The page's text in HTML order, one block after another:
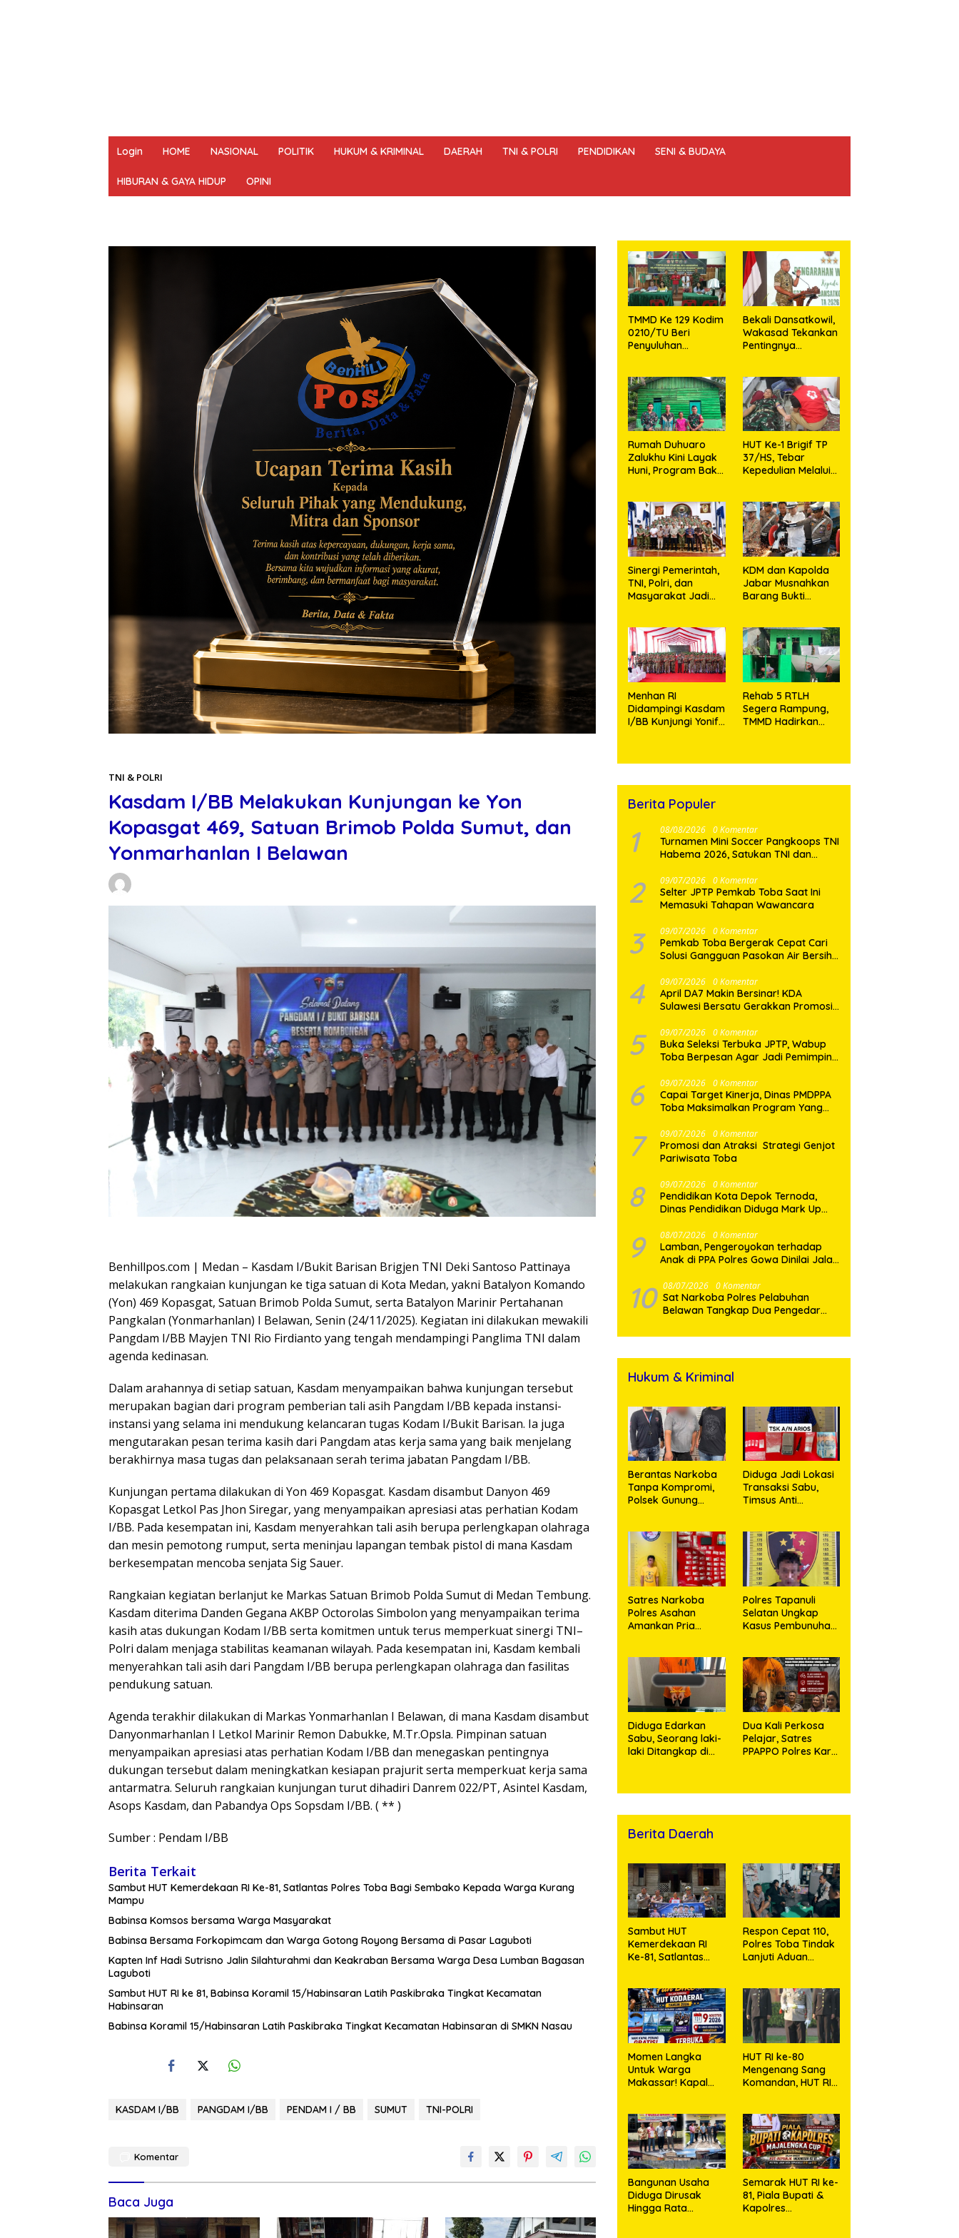
Login HOME NASIONAL POLITIK HUKUM & KRIMINAL DAERAH TNI & POLRI PENDIDIKAN SENI & BUDAYA
HIBURAN & GAYA HIDUP OPINI
TNI & POLRI
Kasdam I/BB Melakukan Kunjungan ke Yon
Kopasgat 469, Satuan Brimob Polda Sumut, dan
Yonmarhanlan I Belawan
Benhillpos.com | Medan – Kasdam I/Bukit Barisan Brigjen TNI Deki Santoso Pattinaya
melakukan rangkaian kunjungan ke tiga satuan di Kota Medan, yakni Batalyon Komando
(Yon) 469 Kopasgat, Satuan Brimob Polda Sumut, serta Batalyon Marinir Pertahanan
Pangkalan (Yonmarhanlan) I Belawan, Senin (24/11/2025). Kegiatan ini dilakukan mewakili
Pangdam I/BB Mayjen TNI Rio Firdianto yang tengah mendampingi Panglima TNI dalam
agenda kedinasan.
Dalam arahannya di setiap satuan, Kasdam menyampaikan bahwa kunjungan tersebut
merupakan bagian dari program pemberian tali asih Pangdam I/BB kepada instansi-
instansi yang selama ini mendukung kelancaran tugas Kodam I/Bukit Barisan. Ia juga
mengutarakan pesan terima kasih dari Pangdam atas kerja sama yang baik menjelang
berakhirnya masa tugas dan pelaksanaan serah terima jabatan Pangdam I/BB.
Kunjungan pertama dilakukan di Yon 469 Kopasgat. Kasdam disambut Danyon 469
Kopasgat Letkol Pas Jhon Siregar, yang menyampaikan apresiasi atas perhatian Kodam
I/BB. Pada kesempatan ini, Kasdam menyerahkan tali asih berupa perlengkapan olahraga
dan mesin pemotong rumput, serta meninjau lapangan tembak pistol di mana Kasdam
berkesempatan mencoba senjata Sig Sauer.
Rangkaian kegiatan berlanjut ke Markas Satuan Brimob Polda Sumut di Medan Tembung.
Kasdam diterima Danden Gegana AKBP Octorolas Simbolon yang menyampaikan terima
kasih atas dukungan Kodam I/BB serta komitmen untuk terus memperkuat sinergi TNI–
Polri dalam menjaga stabilitas keamanan wilayah. Pada kesempatan ini, Kasdam kembali
menyerahkan tali asih dari Pangdam I/BB berupa perlengkapan olahraga dan fasilitas
pendukung satuan.
Agenda terakhir dilakukan di Markas Yonmarhanlan I Belawan, di mana Kasdam disambut
Danyonmarhanlan I Letkol Marinir Remon Dabukke, M.Tr.Opsla. Pimpinan satuan
menyampaikan apresiasi atas perhatian Kodam I/BB dan menegaskan pentingnya
dukungan tersebut dalam meningkatkan kesiapan prajurit serta memperkuat kerja sama
antarmatra. Seluruh rangkaian kunjungan turut dihadiri Danrem 022/PT, Asintel Kasdam,
Asops Kasdam, dan Pabandya Ops Sopsdam I/BB. ( ** )
Sumber : Pendam I/BB
Berita Terkait
Sambut HUT Kemerdekaan RI Ke-81, Satlantas Polres Toba Bagi Sembako Kepada Warga Kurang
Mampu
Babinsa Komsos bersama Warga Masyarakat
Babinsa Bersama Forkopimcam dan Warga Gotong Royong Bersama di Pasar Laguboti
Kapten Inf Hadi Sutrisno Jalin Silahturahmi dan Keakraban Bersama Warga Desa Lumban Bagasan
Laguboti
Sambut HUT RI ke 81, Babinsa Koramil 15/Habinsaran Latih Paskibraka Tingkat Kecamatan
Habinsaran
Babinsa Koramil 15/Habinsaran Latih Paskibraka Tingkat Kecamatan Habinsaran di SMKN Nasau
KASDAM I/BB PANGDAM I/BB PENDAM I / BB SUMUT TNI-POLRI
Komentar
Baca Juga
TMMD Ke 129 Kodim
0210/TU Beri
Penyuluhan
Stunting di Desa
Sijarango
Bekali Dansatkowil,
Wakasad Tekankan
Pentingnya
Rumah Duhuaro
Zalukhu Kini Layak
Huni, Program Bakti
Nias Utara
HUT Ke-1 Brigif TP
37/HS, Tebar
Kepedulian Melalui
Harapan Hidup Bagi
Yang
Membutuhkan
Sinergi Pemerintah,
TNI, Polri, dan
Masyarakat Jadi
Kondusif
KDM dan Kapolda
Jabar Musnahkan
Barang Bukti
Brong dan
Tramadol
Menhan RI
Didampingi Kasdam
I/BB Kunjungi Yonif
Rehab 5 RTLH
Segera Rampung,
TMMD Hadirkan
Berita Populer
1 08/08/2026 0 Komentar
Turnamen Mini Soccer Pangkoops TNI
Habema 2026, Satukan TNI dan
2 09/07/2026 0 Komentar
Selter JPTP Pemkab Toba Saat Ini
Memasuki Tahapan Wawancara
3 09/07/2026 0 Komentar
Pemkab Toba Bergerak Cepat Cari
Solusi Gangguan Pasokan Air Bersih
4 09/07/2026 0 Komentar
April DA7 Makin Bersinar! KDA
Sulawesi Bersatu Gerakkan Promosi
5 09/07/2026 0 Komentar
Buka Seleksi Terbuka JPTP, Wabup
Toba Berpesan Agar Jadi Pemimpin
6 09/07/2026 0 Komentar
Capai Target Kinerja, Dinas PMDPPA
Toba Maksimalkan Program Yang
7 09/07/2026 0 Komentar
Promosi dan Atraksi Strategi Genjot
Pariwisata Toba
8 09/07/2026 0 Komentar
Pendidikan Kota Depok Ternoda,
Dinas Pendidikan Diduga Mark Up
Sebesar 2,7 Miliar Lebih, PHMI Akan
Gugat
9 08/07/2026 0 Komentar
Lamban, Pengeroyokan terhadap
Anak di PPA Polres Gowa Dinilai Jalan
10 08/07/2026 0 Komentar
Sat Narkoba Polres Pelabuhan
Belawan Tangkap Dua Pengedar
Hukum & Kriminal
Berantas Narkoba
Tanpa Kompromi,
Polsek Gunung
Nagori Karangsari
Diduga Jadi Lokasi
Transaksi Sabu,
Timsus Anti
Seorang Pria
dengan Barang
Bukti 63,67 Gram
Sabu
Satres Narkoba
Polres Asahan
Amankan Pria
Bukti
Polres Tapanuli
Selatan Ungkap
Kasus Pembunuhan
Anak, Pelaku
Ditangkap
Diduga Edarkan
Sabu, Seorang laki-
laki Ditangkap di
Klip
Dua Kali Perkosa
Pelajar, Satres
PPAPPO Polres Karo
Berita Daerah
Sambut HUT
Kemerdekaan RI
Ke-81, Satlantas
Warga Kurang
Mampu
Respon Cepat 110,
Polres Toba Tindak
Lanjuti Aduan
Momen Langka
Untuk Warga
Makassar! Kapal
HUT RI ke-80
Mengenang Sang
Komandan, HUT RI
Bangunan Usaha
Diduga Dirusak
Hingga Rata
Semarak HUT RI ke-
81, Piala Bupati &
Kapolres